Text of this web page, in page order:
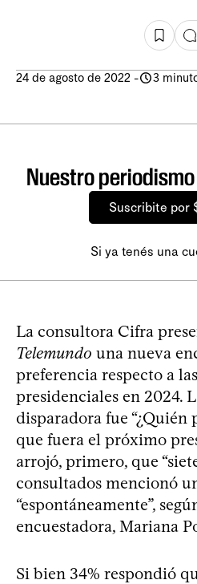
24 de agosto de 2022 - 3
Nuestro
Suscribite por
Si ya tenés una
La consultora Cifra
Telemundo una nueva
preferencia respecto a
presidenciales en 2024.
disparadora fue “¿Quién
que fuera el próximo
arrojó, primero, que
consultados mencionó
“espontáneamente”,
encuestadora, Mariana
Si bien 34% respondió